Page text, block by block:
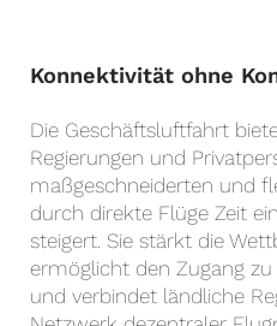
Konnektivität ohne
Die Geschäftsluftfahrt
Regierungen und
maßgeschneiderten und
durch direkte Flüge Zeit
steigert. Sie stärkt die
ermöglicht den Zugang
und verbindet ländliche